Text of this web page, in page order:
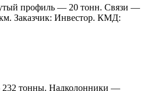
профиль — 20 тонн. Связи —
Заказчик: Инвестор. КМД:
232 тонны. Надколонники —